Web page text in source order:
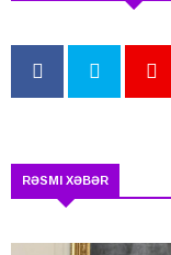
RƏSMI XƏBƏR